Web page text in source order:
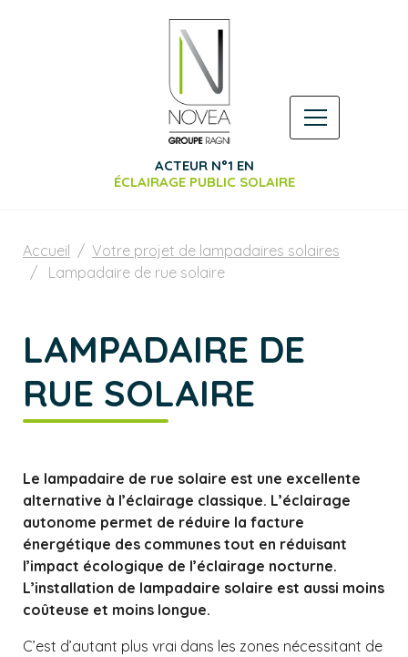
ACTEUR N°1 EN
ÉCLAIRAGE PUBLIC SOLAIRE
Accueil
Votre projet de lampadaires solaires
Lampadaire de rue solaire
LAMPADAIRE DE
RUE SOLAIRE
Le lampadaire de rue solaire est une excellente
alternative à l’éclairage classique. L’éclairage
autonome permet de réduire la facture
énergétique des communes tout en réduisant
l’impact écologique de l’éclairage nocturne.
L’installation de lampadaire solaire est aussi moins
coûteuse et moins longue.
C’est d’autant plus vrai dans les zones nécessitant de